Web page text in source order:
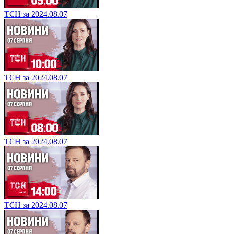
ТСН за 2024.08.07
ТСН за 2024.08.07
ТСН за 2024.08.07
ТСН за 2024.08.07